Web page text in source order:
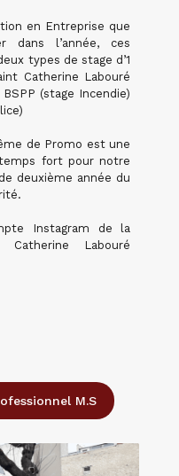
en Entreprise que
dans l’année, ces
types de stage d’1
Catherine Labouré
(stage Incendie)
de Promo est une
fort pour notre
deuxième année du
Instagram de la
Labouré
M.S